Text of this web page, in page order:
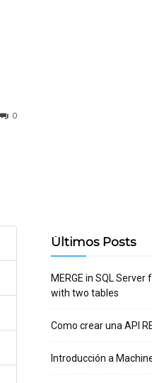
0
Últimos Posts
MERGE in SQL
with two tables
Como crear una API
Introducción a